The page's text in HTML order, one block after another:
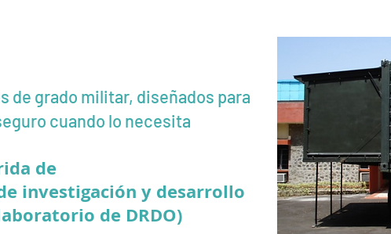
de grado militar, diseñados para
cuando lo necesita
de
investigación y desarrollo
de DRDO)